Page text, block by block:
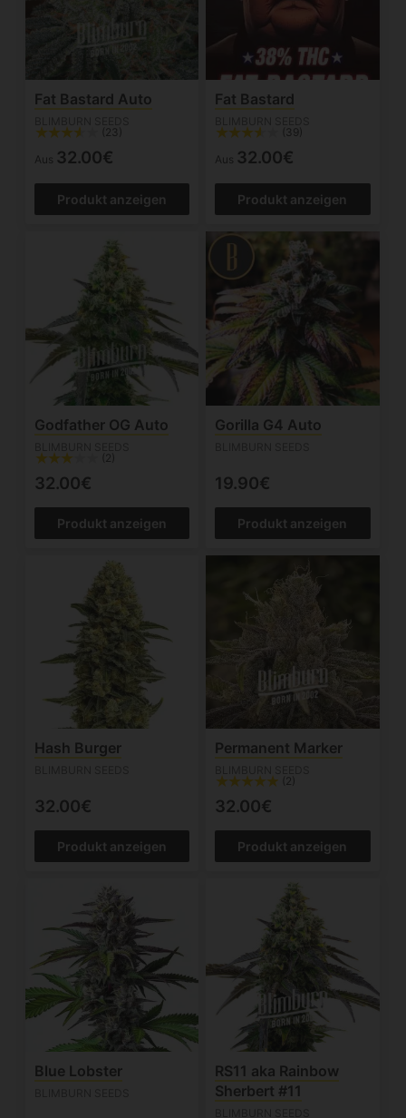
Fat Bastard Auto
(23)
Aus 32.00€
Produkt anzeigen
Fat Bastard
(39)
Aus 32.00€
Produkt anzeigen
Godfather OG Auto
(2)
32.00€
Produkt anzeigen
Gorilla G4 Auto
19.90€
Produkt anzeigen
Hash Burger
32.00€
Produkt anzeigen
Permanent Marker
(2)
32.00€
Produkt anzeigen
Blue Lobster
RS11 aka Rainbow
Sherbert #11